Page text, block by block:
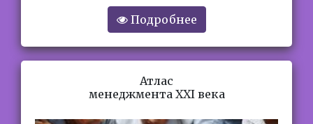
Подробнее
Атлас
менеджмента XXI века